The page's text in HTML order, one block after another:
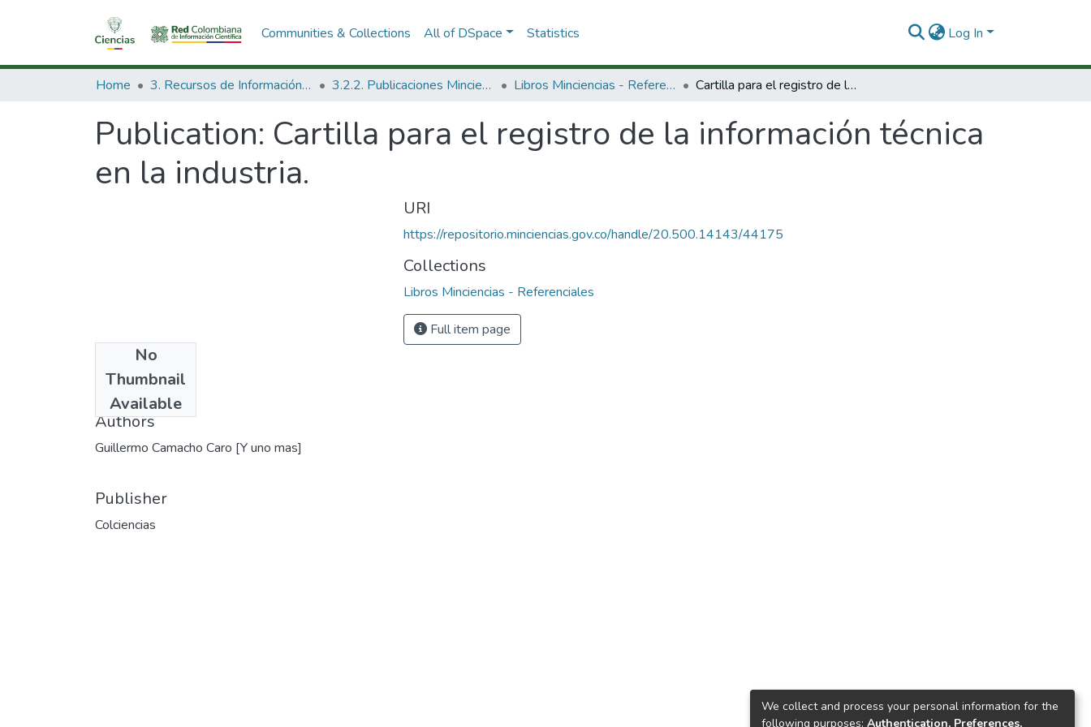
Communities & Collections All of DSpace Statistics Log In
Home 3. Recursos de Información Científica y Tecnológica 3.2.2. Publicaciones Minciencias Libros Minciencias - Referenciales Cartilla para el registro de la información técnica en la industria.
Publication: Cartilla para el registro de la información técnica
en la industria.
No
Thumbnail
Available
1980
Authors
Guillermo Camacho Caro [Y uno mas]
Publisher
Colciencias
URI
https://repositorio.minciencias.gov.co/handle/20.500.14143/44175
Collections
Libros Minciencias - Referenciales
Full item page
We collect and process your personal information for the
following purposes: Authentication, Preferences,